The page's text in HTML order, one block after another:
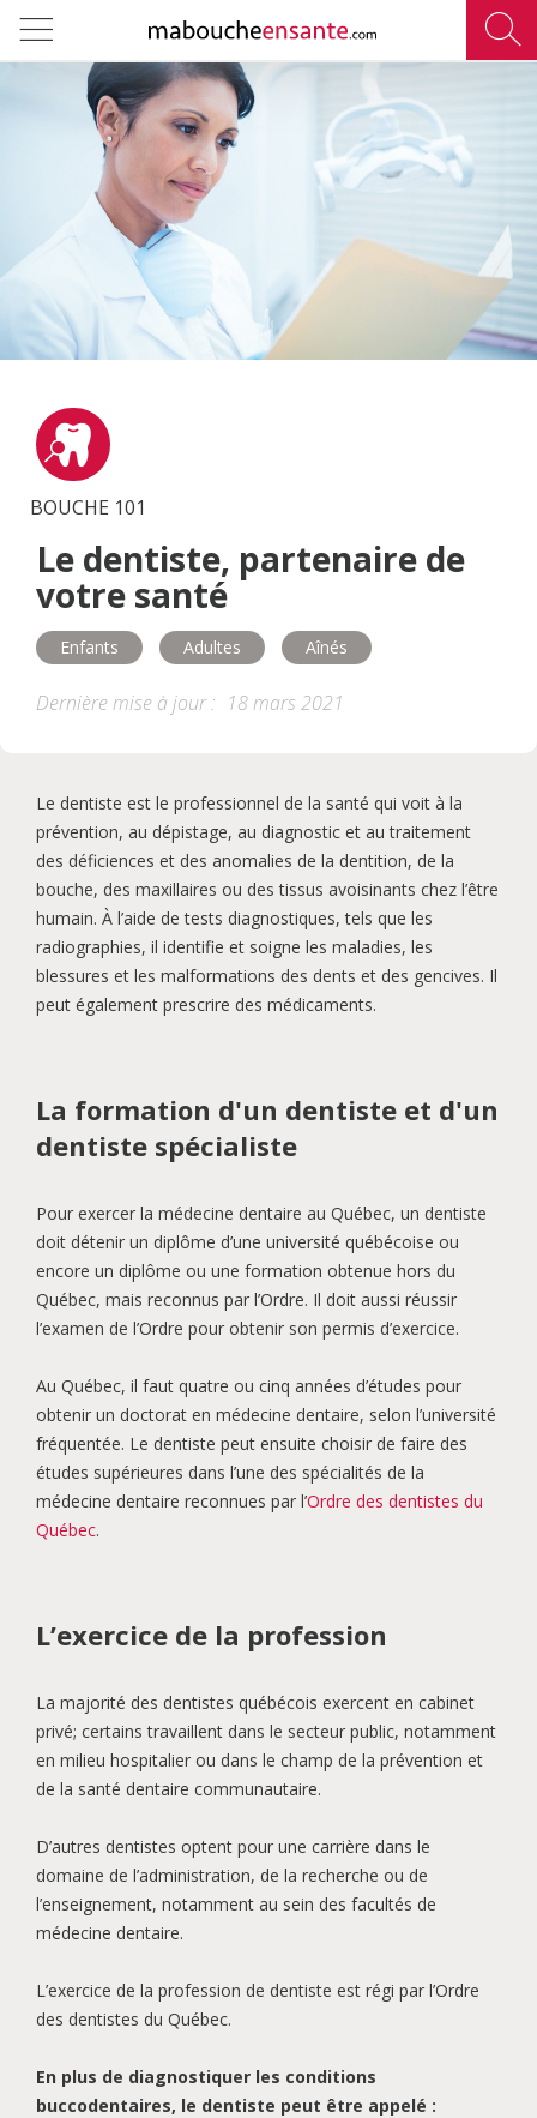
RECHERCHER PAR THÈME
Orthodontie
Santé globale
Esthétisme Adultes Aînés
Hygiène Maladie Traitement
Programmes buccodentaires
BOUCHE 101
Le dentiste, partenaire de
votre santé
Enfants Adultes Aînés
Dernière mise à jour : 18 mars 2021
Le dentiste est le professionnel de la santé qui voit à la
prévention, au dépistage, au diagnostic et au traitement
des déficiences et des anomalies de la dentition, de la
bouche, des maxillaires ou des tissus avoisinants chez l’être
humain. À l’aide de tests diagnostiques, tels que les
radiographies, il identifie et soigne les maladies, les
blessures et les malformations des dents et des gencives. Il
peut également prescrire des médicaments.
La formation d'un dentiste et d'un
dentiste spécialiste
Pour exercer la médecine dentaire au Québec, un dentiste
doit détenir un diplôme d’une université québécoise ou
encore un diplôme ou une formation obtenue hors du
Québec, mais reconnus par l’Ordre. Il doit aussi réussir
l’examen de l’Ordre pour obtenir son permis d’exercice.
Au Québec, il faut quatre ou cinq années d’études pour
obtenir un doctorat en médecine dentaire, selon l’université
fréquentée. Le dentiste peut ensuite choisir de faire des
études supérieures dans l’une des spécialités de la
médecine dentaire reconnues par l’Ordre des dentistes du
Québec.
L’exercice de la profession
La majorité des dentistes québécois exercent en cabinet
privé; certains travaillent dans le secteur public, notamment
en milieu hospitalier ou dans le champ de la prévention et
de la santé dentaire communautaire.
D’autres dentistes optent pour une carrière dans le
domaine de l’administration, de la recherche ou de
l’enseignement, notamment au sein des facultés de
médecine dentaire.
L’exercice de la profession de dentiste est régi par l’Ordre
des dentistes du Québec.
En plus de diagnostiquer les conditions
buccodentaires, le dentiste peut être appelé :